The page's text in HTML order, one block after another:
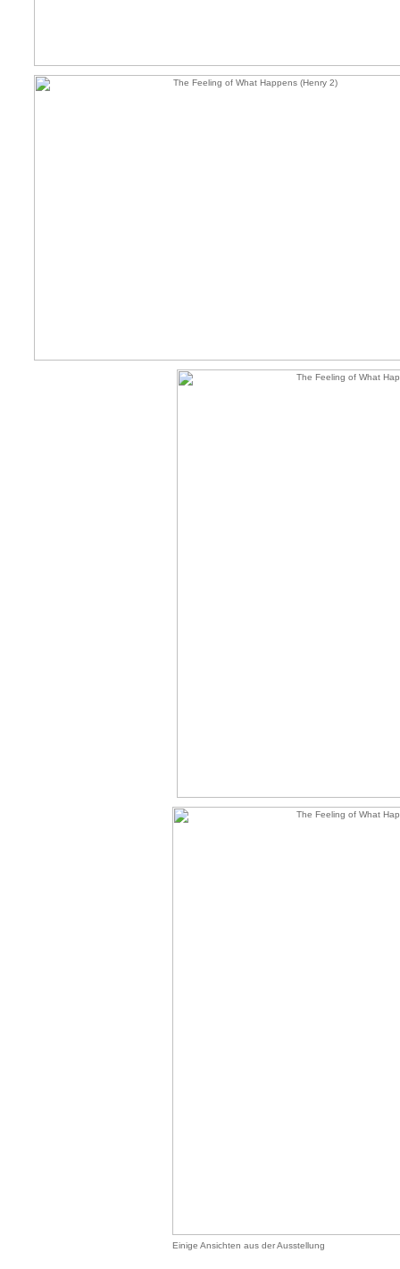
Einige Ansichten aus der Ausstellung